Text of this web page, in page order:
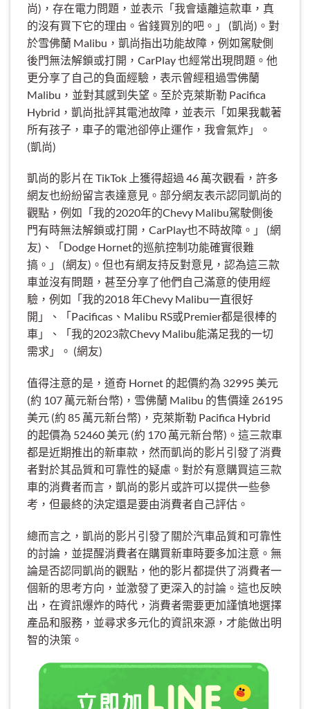
尚)，存在電力問題，並表示「我會遠離這款車，真
的沒有買下它的理由。省錢買別的吧。」 (凱尚)。對
於雪佛蘭 Malibu，凱尚指出功能故障，例如駕駛側
後門無法解鎖或打開，CarPlay 也經常出現問題。他
更分享了自己的負面經驗，表示曾經租過雪佛蘭
Malibu，並對其感到失望。至於克萊斯勒 Pacifica
Hybrid，凱尚批評其電池故障，並表示「如果我載著
所有孩子，車子的電池卻停止運作，我會氣炸」。
(凱尚)
凱尚的影片在 TikTok 上獲得超過 46 萬次觀看，許多
網友也紛紛留言表達意見。部分網友表示認同凱尚的
觀點，例如「我的2020年的Chevy Malibu駕駛側後
門有時無法解鎖或打開，CarPlay也不時故障。」 (網
友)、「Dodge Hornet的巡航控制功能確實很難
搞。」 (網友)。但也有網友持反對意見，認為這三款
車並沒有問題，甚至分享了他們自己滿意的使用經
驗，例如「我的2018 年Chevy Malibu一直很好
開」、「Pacificas、Malibu RS或Premier都是很棒的
車」、「我的2023款Chevy Malibu能滿足我的一切
需求」。 (網友)
值得注意的是，道奇 Hornet 的起價約為 32995 美元
(約 107 萬元新台幣)，雪佛蘭 Malibu 的售價達 26195
美元 (約 85 萬元新台幣)，克萊斯勒 Pacifica Hybrid
的起價為 52460 美元 (約 170 萬元新台幣)。這三款車
都是近期推出的新車款，然而凱尚的影片引發了消費
者對於其品質和可靠性的疑慮。對於有意購買這三款
車的消費者而言，凱尚的影片或許可以提供一些參
考，但最終的決定還是要由消費者自己評估。
總而言之，凱尚的影片引發了關於汽車品質和可靠性
的討論，並提醒消費者在購買新車時要多加注意。無
論是否認同凱尚的觀點，他的影片都提供了消費者一
個新的思考方向，並激發了更深入的討論。這也反映
出，在資訊爆炸的時代，消費者需要更加謹慎地選擇
產品和服務，並尋求多元化的資訊來源，才能做出明
智的決策。